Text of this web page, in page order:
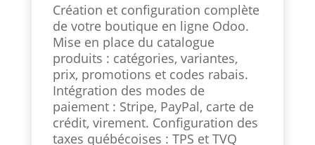
Création et configuration complète
de votre boutique en ligne Odoo.
Mise en place du catalogue
produits : catégories, variantes,
prix, promotions et codes rabais.
Intégration des modes de
paiement : Stripe, PayPal, carte de
crédit, virement. Configuration des
taxes québécoises : TPS et TVQ